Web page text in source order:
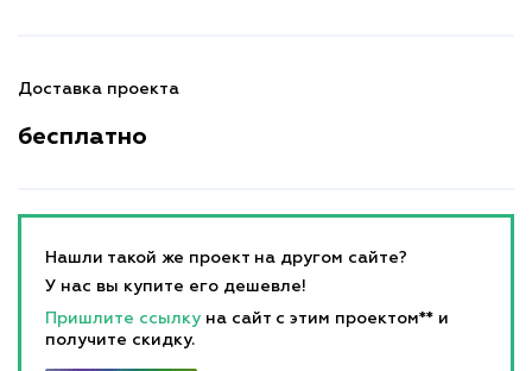
Доставка проекта
бесплатно
Нашли такой же проект на другом сайте?
У нас вы купите его дешевле!
Пришлите ссылку на сайт с этим проектом** и
получите скидку.